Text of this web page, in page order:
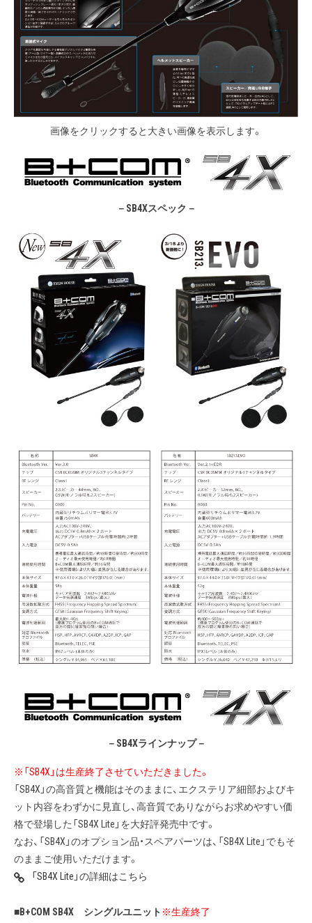
画像をクリックすると大きい画像を表示します。
－SB4Xスペック－
－SB4Xラインナップ－
※「SB4X」は生産終了させていただきました。
「SB4X」の高音質と機能はそのままに、エクステリア細部およびキ
ット内容をわずかに見直し、高音質でありながらお求めやすい価
格で登場した「SB4X Lite」を大好評発売中です。
なお、「SB4X」のオプション品・スペアパーツは、「SB4X Lite」でもそ
のままご使用いただけます。
「SB4X Lite」の詳細はこちら
■B+COM SB4X シングルユニット ※生産終了